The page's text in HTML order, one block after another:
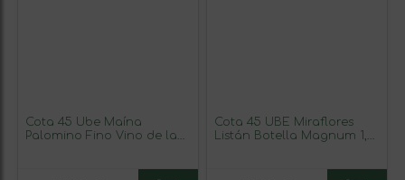
Cota 45 Ube Maína
Palomino Fino Vino de la
Cota 45 UBE Miraflores
Listán Botella Magnum 1,5